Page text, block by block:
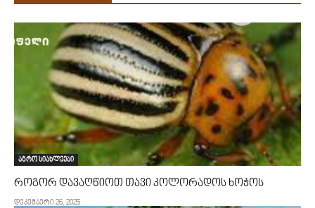
აგრო სიახლეები
როგორ დავაღწიოთ თავი კოლორადოს ხოჭოს
დეკემბერი 26, 2025